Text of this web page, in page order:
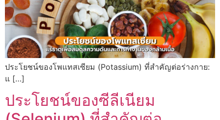
ประโยชน์ของโพแทสเซียม (Potassium) ที่สำคัญต่อร่างกาย:
แ […]
ประโยชน์ของซีลีเนียม